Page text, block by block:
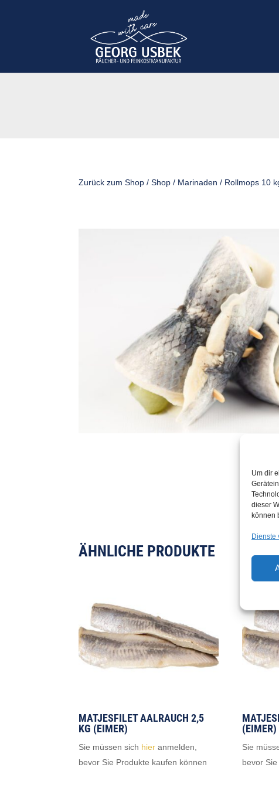
Um dir
dieser
können
Dienste
Zurück zum Shop /Shop / Marinaden / Rollmops 10
ÄHNLICHE PRODUKTE
MATJESFILET AALRAUCH 2,5
KG (EIMER)
Sie müssen sich hier anmelden,
bevor Sie Produkte kaufen können
(EIMER)
Sie
bevor